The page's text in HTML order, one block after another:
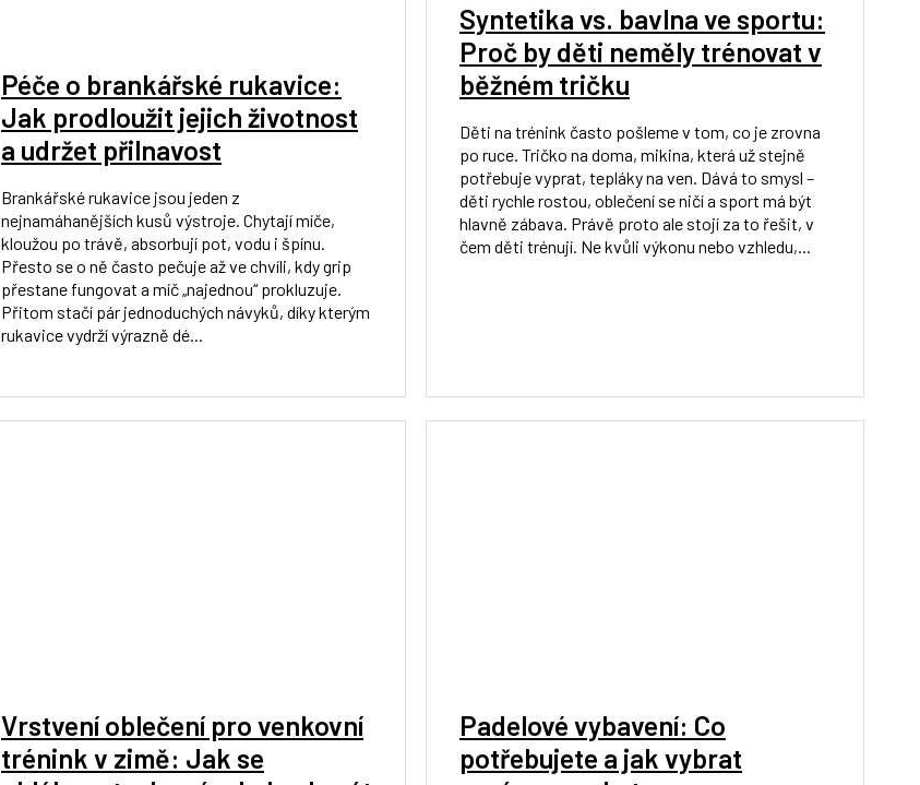
Péče o brankářské rukavice:
Jak prodloužit jejich životnost
a udržet přilnavost
Brankářské rukavice jsou jeden z
nejnamáhanějších kusů výstroje. Chytají míče,
kloužou po trávě, absorbují pot, vodu i špínu.
Přesto se o ně často pečuje až ve chvíli, kdy grip
přestane fungovat a míč „najednou“ prokluzuje.
Přitom stačí pár jednoduchých návyků, díky kterým
rukavice vydrží výrazně dé...
Syntetika vs. bavlna ve sportu:
Proč by děti neměly trénovat v
běžném tričku
Děti na trénink často pošleme v tom, co je zrovna
po ruce. Tričko na doma, mikina, která už stejně
potřebuje vyprat, tepláky na ven. Dává to smysl –
děti rychle rostou, oblečení se ničí a sport má být
hlavně zábava. Právě proto ale stojí za to řešit, v
čem děti trénují. Ne kvůli výkonu nebo vzhledu,...
Vrstvení oblečení pro venkovní
trénink v zimě: Jak se
Padelové vybavení: Co
potřebujete a jak vybrat